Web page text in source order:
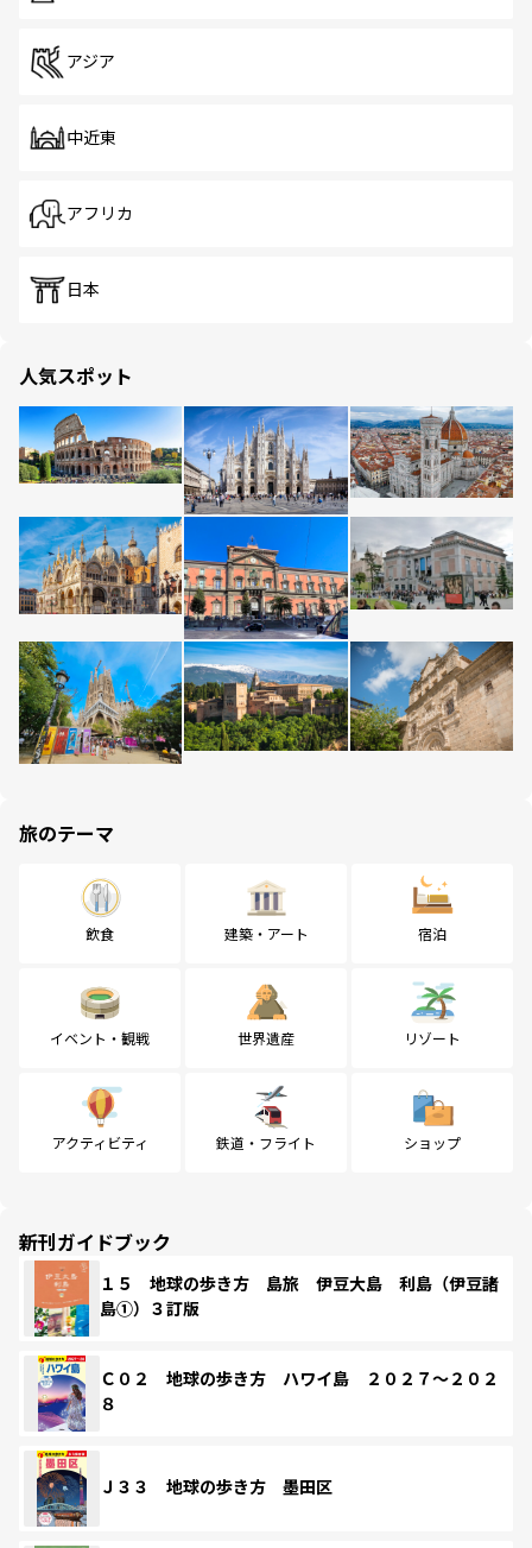
アジア
中近東
アフリカ
日本
人気スポット
旅のテーマ
飲食 建築・アート 宿泊
イベント・観戦 世界遺産 リゾート
アクティビティ 鉄道・フライト ショップ
新刊ガイドブック
１５ 地球の歩き方 島旅 伊豆大島 利島（伊豆諸
島①）３訂版
Ｃ０２ 地球の歩き方 ハワイ島 ２０２７～２０２
８
Ｊ３３ 地球の歩き方 墨田区